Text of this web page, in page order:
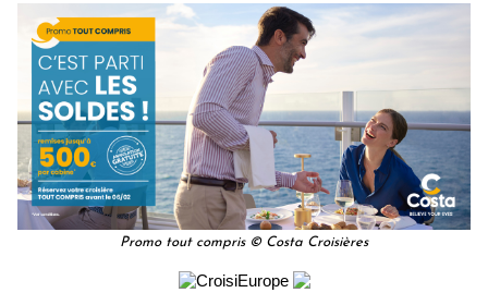
Promo tout compris © Costa Croisières